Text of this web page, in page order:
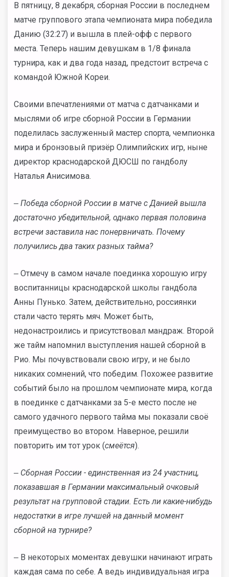
В пятницу, 8 декабря, сборная России в последнем
матче группового этапа чемпионата мира победила
Данию (32:27) и вышла в плей-офф с первого
места. Теперь нашим девушкам в 1/8 финала
турнира, как и два года назад, предстоит встреча с
командой Южной Кореи.
Своими впечатлениями от матча с датчанками и
мыслями об игре сборной России в Германии
поделилась заслуженный мастер спорта, чемпионка
мира и бронзовый призёр Олимпийских игр, ныне
директор краснодарской ДЮСШ по гандболу
Наталья Анисимова.
‒ Победа сборной России в матче с Данией вышла
достаточно убедительной, однако первая половина
встречи заставила нас понервничать. Почему
получились два таких разных тайма?
‒ Отмечу в самом начале поединка хорошую игру
воспитанницы краснодарской школы гандбола
Анны Пунько. Затем, действительно, россиянки
стали часто терять мяч. Может быть,
недонастроились и присутствовал мандраж. Второй
же тайм напомнил выступления нашей сборной в
Рио. Мы почувствовали свою игру, и не было
никаких сомнений, что победим. Похожее развитие
событий было на прошлом чемпионате мира, когда
в поединке с датчанками за 5-е место после не
самого удачного первого тайма мы показали своё
преимущество во втором. Наверное, решили
повторить им тот урок (смеётся).
‒ Сборная России - единственная из 24 участниц,
показавшая в Германии максимальный очковый
результат на групповой стадии. Есть ли какие-нибудь
недостатки в игре лучшей на данный момент
сборной на турнире?
‒ В некоторых моментах девушки начинают играть
каждая сама по себе. А ведь индивидуальная игра